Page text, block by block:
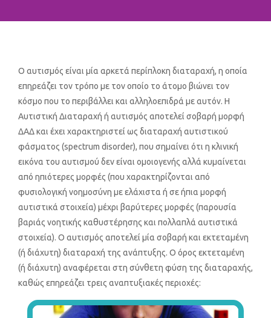
Ο αυτισμός είναι μία αρκετά περίπλοκη διαταραχή, η οποία
επηρεάζει τον τρόπο με τον οποίο το άτομο βιώνει τον
κόσμο που το περιβάλλει και αλληλοεπιδρά με αυτόν. Η
Αυτιστική Διαταραχή ή αυτισμός αποτελεί σοβαρή μορφή
ΔΑΔ και έχει χαρακτηριστεί ως διαταραχή αυτιστικού
φάσματος (spectrum disorder), που σημαίνει ότι η κλινική
εικόνα του αυτισμού δεν είναι ομοιογενής αλλά κυμαίνεται
από ηπιότερες μορφές (που χαρακτηρίζονται από
φυσιολογική νοημοσύνη με ελάχιστα ή σε ήπια μορφή
αυτιστικά στοιχεία) μέχρι βαρύτερες μορφές (παρουσία
βαριάς νοητικής καθυστέρησης και πολλαπλά αυτιστικά
στοιχεία). Ο αυτισμός αποτελεί μία σοβαρή και εκτεταμένη
(ή διάχυτη) διαταραχή της ανάπτυξης. Ο όρος εκτεταμένη
(ή διάχυτη) αναφέρεται στη σύνθετη φύση της διαταραχής,
καθώς επηρεάζει τρεις αναπτυξιακές περιοχές: